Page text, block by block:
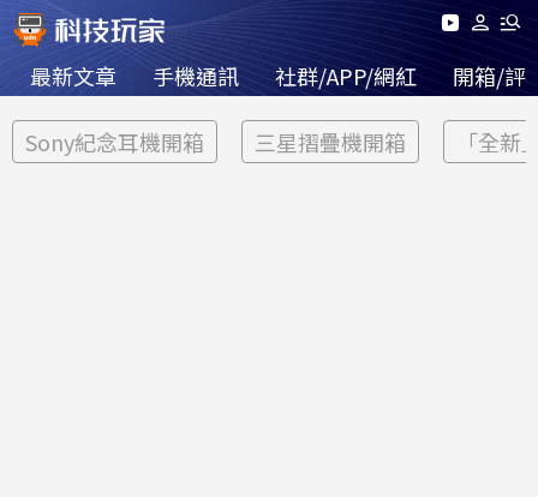
最新文章 手機通訊 社群/APP/網紅 開箱/評
Sony紀念耳機開箱 三星摺疊機開箱 「全新